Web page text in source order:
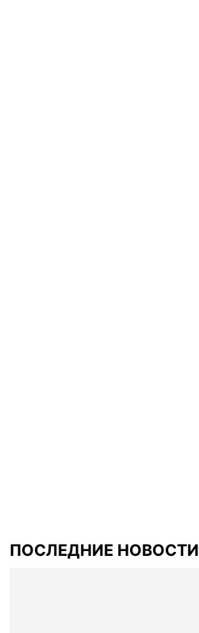
ПОСЛЕДНИЕ НОВОСТИ